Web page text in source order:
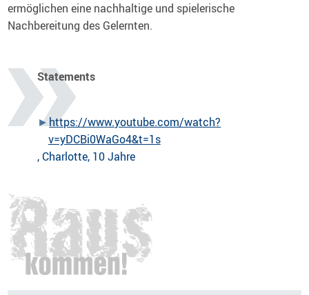
ermöglichen eine nachhaltige und spielerische
Nachbereitung des Gelernten.
Statements
https://www.youtube.com/watch?
v=yDCBi0WaGo4&t=1s
, Charlotte, 10 Jahre